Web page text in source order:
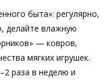
быта»: регулярно,
делайте влажную
— ковров,
мягких игрушек.
раза в неделю и